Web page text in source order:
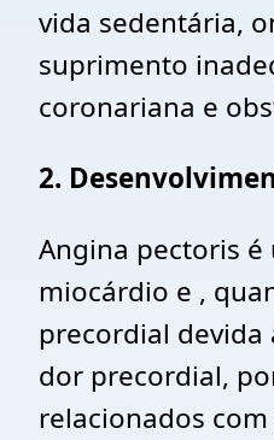
vida sedentária,
suprimento
coronariana e
2.
Angina pectoris
miocárdio e ,
precordial
dor precordial,
relacionados